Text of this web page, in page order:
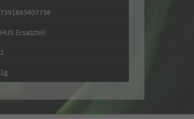
7391883407738
HUS Ersatzteil
1
1g